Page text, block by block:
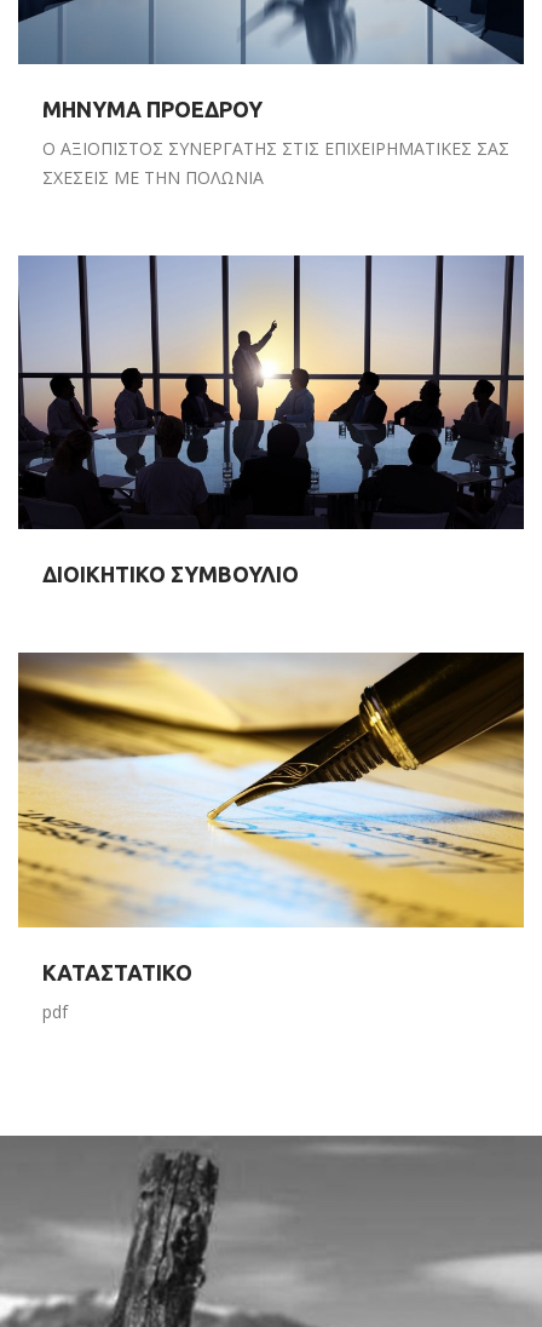
ΜΗΝΥΜΑ ΠΡΟΕΔΡΟΥ
Ο ΑΞΙΟΠΙΣΤΟΣ ΣΥΝΕΡΓΑΤΗΣ ΣΤΙΣ ΕΠΙΧΕΙΡΗΜΑΤΙΚΕΣ ΣΑΣ
ΣΧΕΣΕΙΣ ΜΕ ΤΗΝ ΠΟΛΩΝΙΑ
ΔΙΟΙΚΗΤΙΚΟ ΣΥΜΒΟΥΛΙΟ
ΚΑΤΑΣΤΑΤΙΚΟ
pdf